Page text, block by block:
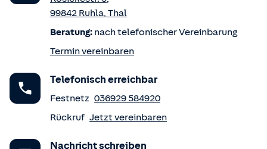
99842 Ruhla, Thal
Beratung: nach telefonischer Vereinbarung
Termin vereinbaren
Telefonisch erreichbar
Festnetz 036929 584920
Rückruf Jetzt vereinbaren
Nachricht schreiben